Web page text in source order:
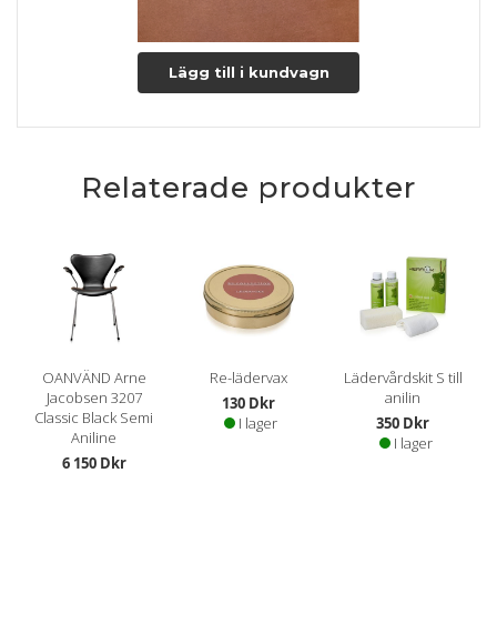
Lägg till i kundvagn
Relaterade produkter
OANVÄND Arne
Jacobsen 3207
Classic Black Semi
Aniline
6 150 Dkr
Re-lädervax
130 Dkr
I lager
Lädervårdskit S till
anilin
350 Dkr
I lager